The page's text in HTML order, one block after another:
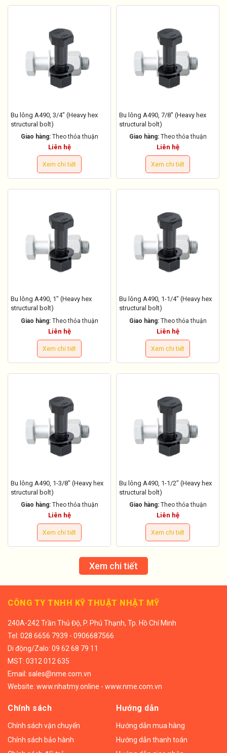
Bu lông A490, 3/4" (Heavy hex
structural bolt)
Giao hàng: Theo thỏa thuận
Liên hệ
Xem chi tiết
Bu lông A490, 7/8" (Heavy hex
structural bolt)
Giao hàng: Theo thỏa thuận
Liên hệ
Xem chi tiết
Bu lông A490, 1" (Heavy hex
structural bolt)
Giao hàng: Theo thỏa thuận
Liên hệ
Xem chi tiết
Bu lông A490, 1-1/4" (Heavy hex
structural bolt)
Giao hàng: Theo thỏa thuận
Liên hệ
Xem chi tiết
Bu lông A490, 1-3/8" (Heavy hex
structural bolt)
Giao hàng: Theo thỏa thuận
Liên hệ
Xem chi tiết
Bu lông A490, 1-1/2" (Heavy hex
structural bolt)
Giao hàng: Theo thỏa thuận
Liên hệ
Xem chi tiết
Xem chi tiết
CÔNG TY TNHH KỸ THUẬT NHẬT MỸ
240A-242 Trần Thủ Độ, P. Phú Thạnh, Tp. Hồ Chí Minh
Tel: 028 6656 7939 - 0906687566
Di động/Zalo: 09 62 68 79 11
MST: 0312 012 635
Email: sales@nme.com.vn
Website: www.nhatmy.online - www.nme.com.vn
Chính sách
Chính sách vận chuyển
Chính sách bảo hành
Hướng dẫn
Hướng dẫn mua hàng
Hướng dẫn thanh toán